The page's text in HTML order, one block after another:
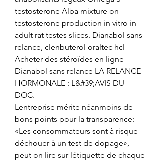
testosterone Alba mixture on
testosterone production in vitro in
adult rat testes slices. Dianabol sans
relance, clenbuterol oraltec hcl -
Acheter des stéroïdes en ligne
Dianabol sans relance LA RELANCE
HORMONALE : L&#39;AVIS DU
DOC.
Lentreprise mérite néanmoins de
bons points pour la transparence:
«Les consommateurs sont à risque
déchouer à un test de dopage»,
peut on lire sur létiquette de chaque